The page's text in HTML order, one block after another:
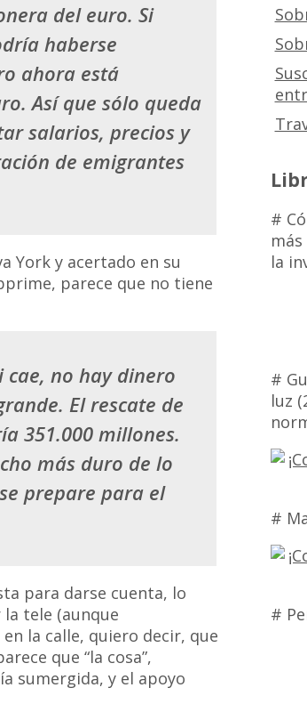
del euro. Si
haberse
ahora está
Así que sólo queda
salarios, precios y
de emigrantes
York y acertado en su
parece que no tiene
cae, no hay dinero
El rescate de
351.000 millones.
más duro de lo
prepare para el
para darse cuenta, lo
tele (aunque
la calle, quiero decir, que
que “la cosa”,
sumergida, y el apoyo
#
la
#
luz
#
#